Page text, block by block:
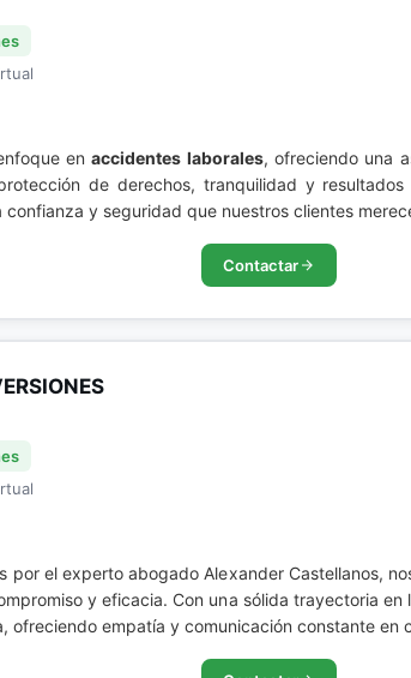
enaccidentes laborales, ofreciendo una
de derechos, tranquilidad y
y seguridad que nuestros clientes
Contactar
por el experto abogado Alexander Castellanos,
y eficacia. Con una sólida trayectoria
empatía y comunicación constante en